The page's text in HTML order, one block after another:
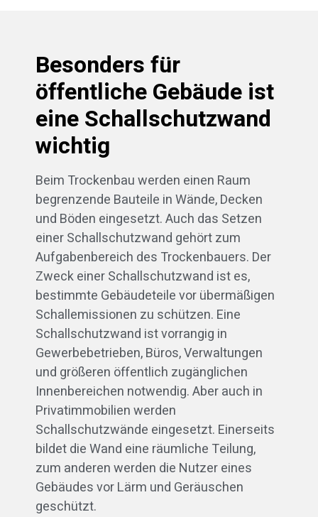
Besonders für
öffentliche Gebäude ist
eine Schallschutzwand
wichtig
Beim Trockenbau werden einen Raum
begrenzende Bauteile in Wände, Decken
und Böden eingesetzt. Auch das Setzen
einer Schallschutzwand gehört zum
Aufgabenbereich des Trockenbauers. Der
Zweck einer Schallschutzwand ist es,
bestimmte Gebäudeteile vor übermäßigen
Schallemissionen zu schützen. Eine
Schallschutzwand ist vorrangig in
Gewerbebetrieben, Büros, Verwaltungen
und größeren öffentlich zugänglichen
Innenbereichen notwendig. Aber auch in
Privatimmobilien werden
Schallschutzwände eingesetzt. Einerseits
bildet die Wand eine räumliche Teilung,
zum anderen werden die Nutzer eines
Gebäudes vor Lärm und Geräuschen
geschützt.